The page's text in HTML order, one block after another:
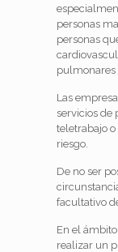
personas
personas
pulmonares
Las
servicios de
teletrabajo
riesgo.
De no ser
facultativo
En el
realizar un